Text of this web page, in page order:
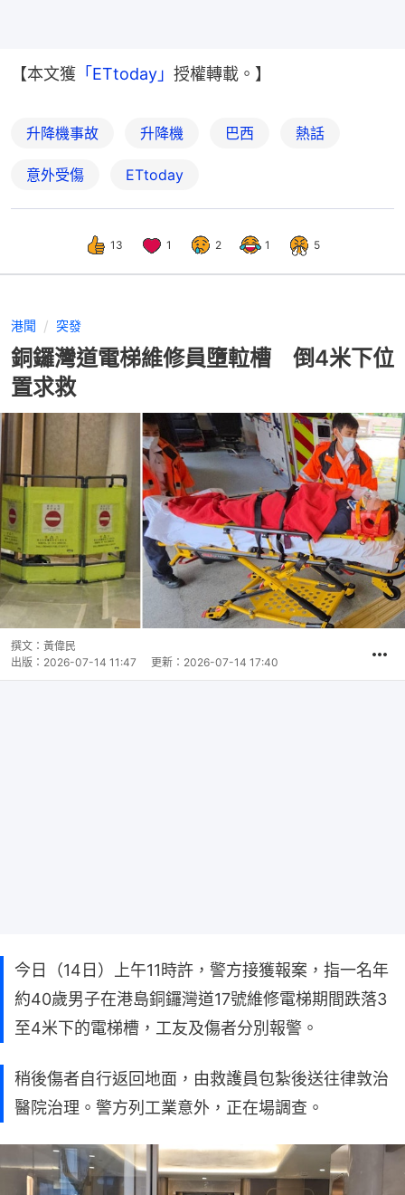
【本文獲 「ETtoday」 授權轉載。】
升降機事故 升降機 巴西 熱話
意外受傷 ETtoday
13 1 2 1 5
港聞 突發
銅鑼灣道電梯維修員墮𨋢槽 倒4米下位
置求救
撰文： 黃偉民
出版： 2026-07-14 11:47 更新： 2026-07-14 17:40
今日（14日）上午11時許，警方接獲報案，指一名年
約40歲男子在港島銅鑼灣道17號維修電梯期間跌落3
至4米下的電梯槽，工友及傷者分別報警。
稍後傷者自行返回地面，由救護員包紮後送往律敦治
醫院治理。警方列工業意外，正在場調查。